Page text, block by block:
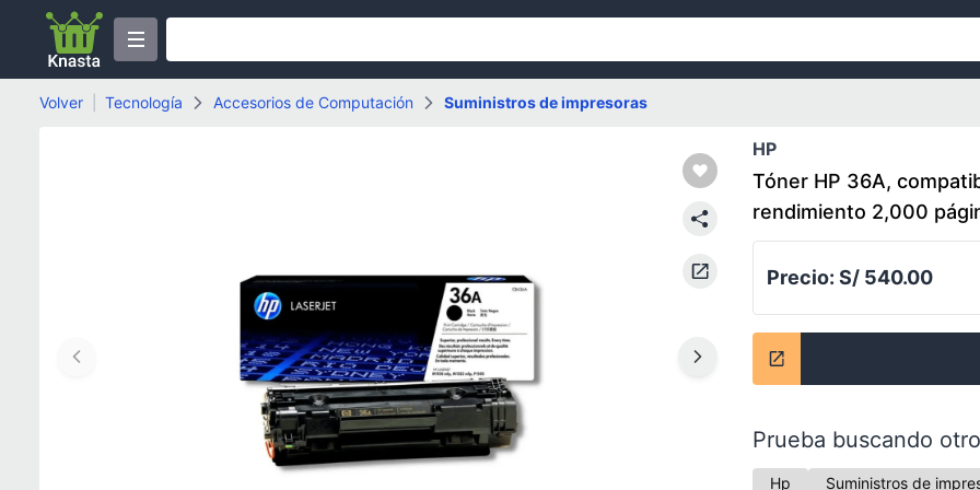
Volver Tecnología Accesorios de Computación Suministros de impresoras
HP
Tóner HP 36A,
rendimiento 2,000
Precio: S/ 540.00
Prueba buscando
Hp Suministros de